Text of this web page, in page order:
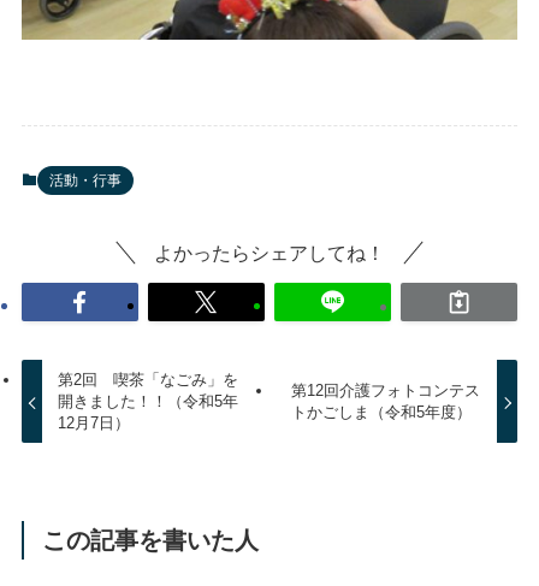
活動・行事
よかったらシェアしてね！
第2回 喫茶「なごみ」を
開きました！！（令和5年
12月7日）
第12回介護フォトコンテス
トかごしま（令和5年度）
この記事を書いた人